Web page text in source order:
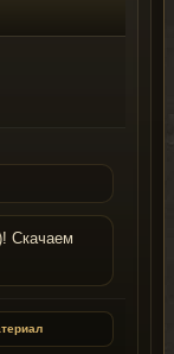
Скачаем